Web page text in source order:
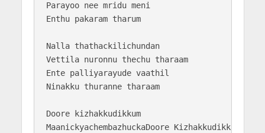
Parayoo nee mridu meni
Enthu pakaram tharum
Nalla thathackilichundan
Vettila nuronnu thechu tharaam
Ente palliyarayude vaathil
Ninakku thuranne tharaam
Doore kizhakkudikkum
MaanickyachembazhuckaDoore Kizhakkudikkum